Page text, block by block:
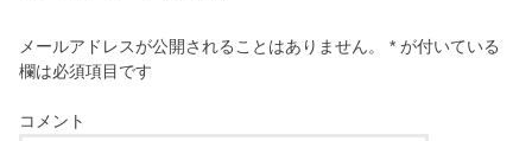
メールアドレスが公開されることはありません。 * が付いている
欄は必須項目です
コメント